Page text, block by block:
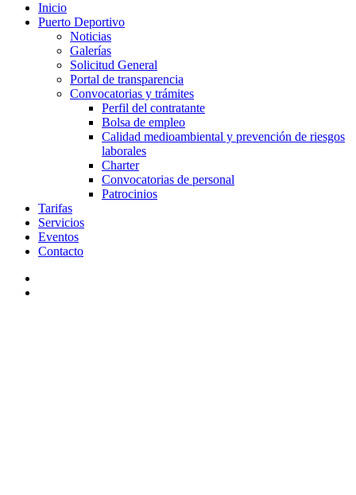
Inicio
Puerto Deportivo
Noticias
Galerías
Solicitud General
Portal de transparencia
Convocatorias y trámites
Perfil del contratante
Bolsa de empleo
Calidad medioambiental y prevención de riesgos
laborales
Charter
Convocatorias de personal
Patrocinios
Tarifas
Servicios
Eventos
Contacto